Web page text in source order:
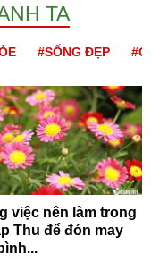
TA
#SỐNG ĐẸP
việc nên làm trong
Thu để đón may